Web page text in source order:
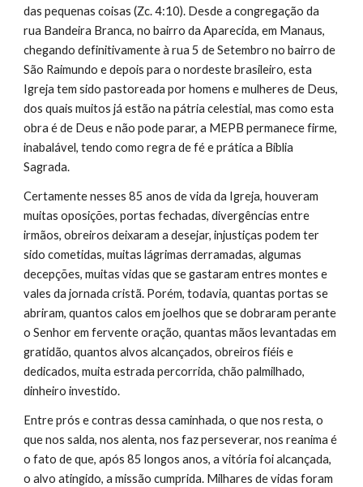
das pequenas coisas (Zc. 4:10). Desde a congregação da
rua Bandeira Branca, no bairro da Aparecida, em Manaus,
chegando definitivamente à rua 5 de Setembro no bairro de
São Raimundo e depois para o nordeste brasileiro, esta
Igreja tem sido pastoreada por homens e mulheres de Deus,
dos quais muitos já estão na pátria celestial, mas como esta
obra é de Deus e não pode parar, a MEPB permanece firme,
inabalável, tendo como regra de fé e prática a Bíblia
Sagrada.
Certamente nesses 85 anos de vida da Igreja, houveram
muitas oposições, portas fechadas, divergências entre
irmãos, obreiros deixaram a desejar, injustiças podem ter
sido cometidas, muitas lágrimas derramadas, algumas
decepções, muitas vidas que se gastaram entres montes e
vales da jornada cristã. Porém, todavia, quantas portas se
abriram, quantos calos em joelhos que se dobraram perante
o Senhor em fervente oração, quantas mãos levantadas em
gratidão, quantos alvos alcançados, obreiros fiéis e
dedicados, muita estrada percorrida, chão palmilhado,
dinheiro investido.
Entre prós e contras dessa caminhada, o que nos resta, o
que nos salda, nos alenta, nos faz perseverar, nos reanima é
o fato de que, após 85 longos anos, a vitória foi alcançada,
o alvo atingido, a missão cumprida. Milhares de vidas foram